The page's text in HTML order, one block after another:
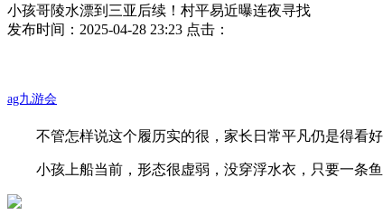
小孩哥陵水漂到三亚后续！村平易近曝连夜寻找
发布时间：2025-04-28 23:23 点击：
ag九游会
不管怎样说这个履历实的很，家长日常平凡仍是得看好
小孩上船当前，形态很虚弱，没穿浮水衣，只要一条鱼